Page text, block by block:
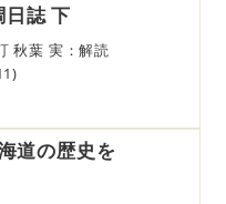
誌 下
秋葉 実：解読
道の歴史を